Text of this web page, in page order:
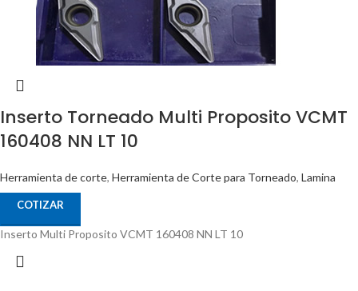
Inserto Torneado Multi Proposito VCMT
160408 NN LT 10
Herramienta de corte, Herramienta de Corte para Torneado, Lamina
COTIZAR
Inserto Multi Proposito VCMT 160408 NN LT 10